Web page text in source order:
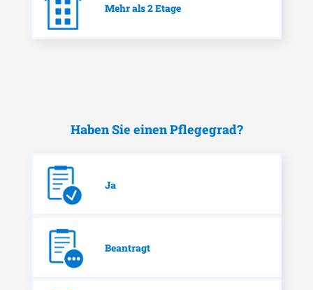
Mehr als 2 Etage
Haben Sie einen Pflegegrad?
Ja
Beantragt